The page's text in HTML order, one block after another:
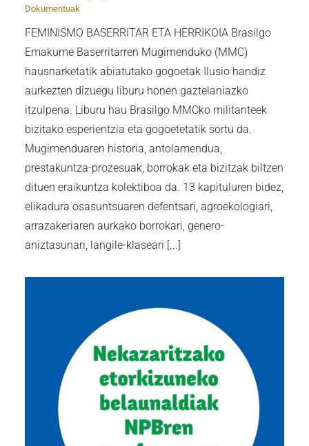
Dokumentuak
FEMINISMO BASERRITAR ETA HERRIKOIA Brasilgo
Emakume Baserritarren Mugimenduko (MMC)
hausnarketatik abiatutako gogoetak Ilusio handiz
aurkezten dizuegu liburu honen gaztelaniazko
itzulpena. Liburu hau Brasilgo MMCko militanteek
bizitako esperientzia eta gogoetetatik sortu da.
Mugimenduaren historia, antolamendua,
prestakuntza-prozesuak, borrokak eta bizitzak biltzen
dituen eraikuntza kolektiboa da. 13 kapituluren bidez,
elikadura osasuntsuaren defentsari, agroekologiari,
arrazakeriaren aurkako borrokari, genero-
aniztasunari, langile-klaseari [...]